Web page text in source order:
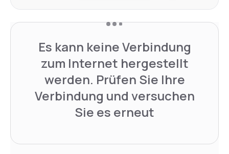
Es kann keine Verbindung
zum Internet hergestellt
werden. Prüfen Sie Ihre
Verbindung und versuchen
Sie es erneut